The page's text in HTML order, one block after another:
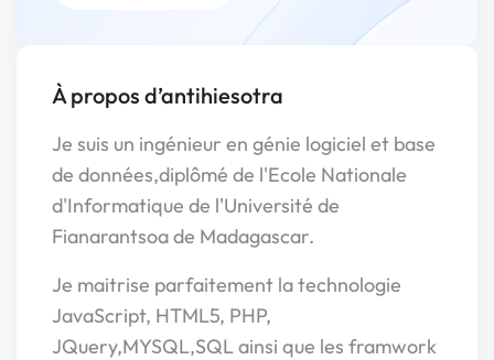
À propos d’antihiesotra
Je suis un ingénieur en génie logiciel et base
de données,diplômé de l'Ecole Nationale
d'Informatique de l'Université de
Fianarantsoa de Madagascar.
Je maitrise parfaitement la technologie
JavaScript, HTML5, PHP,
JQuery,MYSQL,SQL ainsi que les framwork